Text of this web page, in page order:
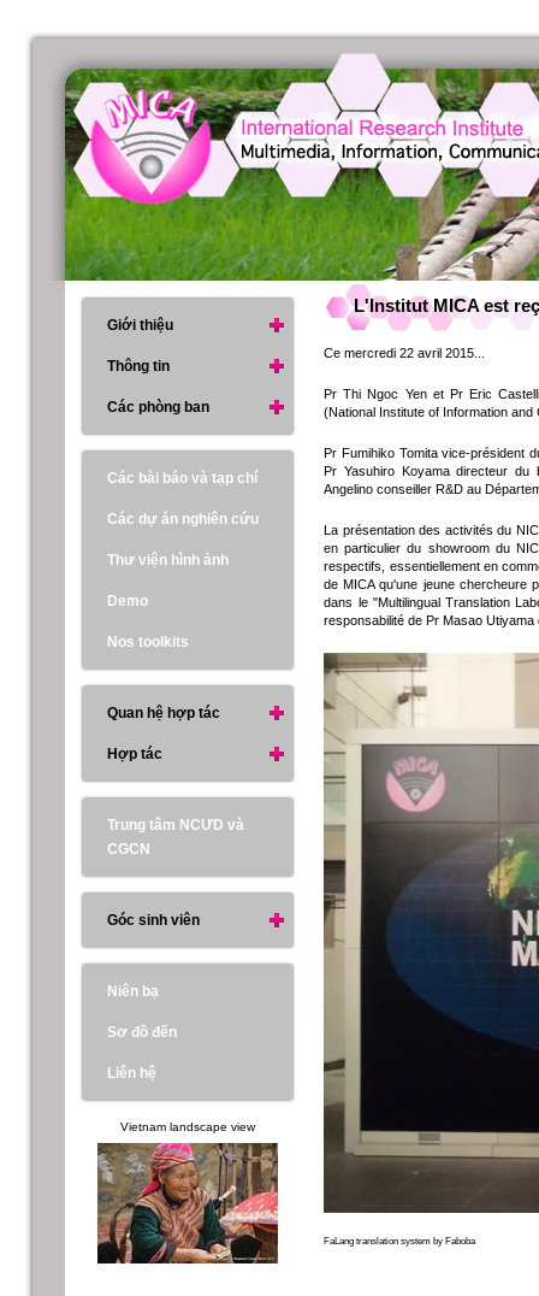
L'Institut MICA est
Ce mercredi 22 avril 2015...
Pr Thi Ngoc Yen et Pr Eric
(National Institute of Information
Pr Fumihiko Tomita vice-président
Pr Yasuhiro Koyama directeur du
Angelino conseiller R&D au
La présentation des activités du
en particulier du showroom du
respectifs, essentiellement en
de MICA qu'une jeune chercheure
dans le "Multilingual Translation
responsabilité de Pr Masao
FaLang translation system by Faboba
Giới thiệu
Thông tin
Các phòng ban
Các bài báo và tạp chí
Các dự án nghiên cứu
Thư viện hình ảnh
Demo
Nos toolkits
Quan hệ hợp tác
Hợp tác
Trung tâm NCƯD và
CGCN
Góc sinh viên
Niên bạ
Sơ đồ đến
Liên hệ
Vietnam landscape view